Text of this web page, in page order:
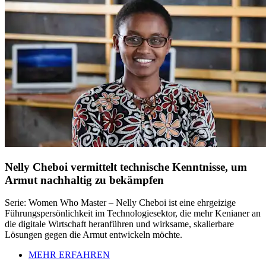
Nelly Cheboi vermittelt technische Kenntnisse, um
Armut nachhaltig zu bekämpfen
Serie: Women Who Master – Nelly Cheboi ist eine ehrgeizige
Führungspersönlichkeit im Technologiesektor, die mehr Kenianer an
die digitale Wirtschaft heranführen und wirksame, skalierbare
Lösungen gegen die Armut entwickeln möchte.
MEHR ERFAHREN